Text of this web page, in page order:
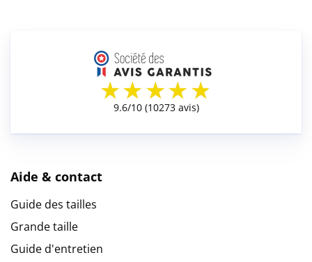
Aide & contact
Guide des tailles
Grande taille
Guide d'entretien